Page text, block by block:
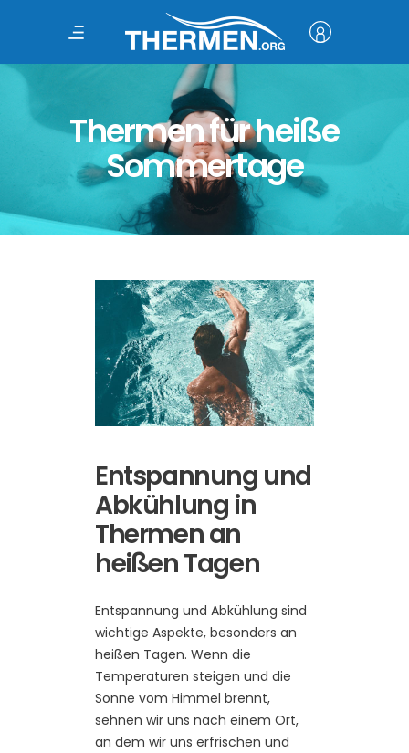
Thermen für heiße
Sommertage
Entspannung und
Abkühlung in
Thermen an
heißen Tagen
Entspannung und Abkühlung sind
wichtige Aspekte, besonders an
heißen Tagen. Wenn die
Temperaturen steigen und die
Sonne vom Himmel brennt,
sehnen wir uns nach einem Ort,
an dem wir uns erfrischen und